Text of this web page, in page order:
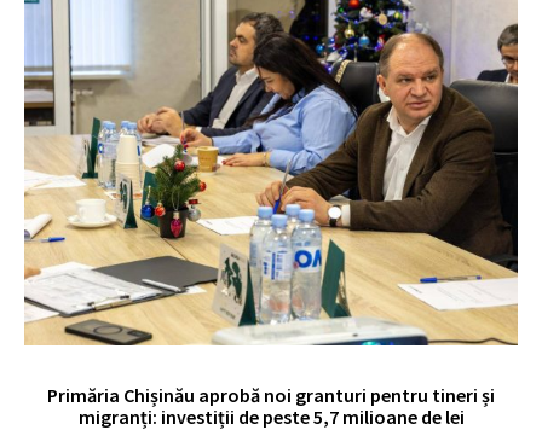
Primăria Chișinău aprobă noi granturi pentru tineri și
migranți: investiții de peste 5,7 milioane de lei